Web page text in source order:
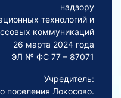
надзору
технологий и
коммуникаций
26 марта 2024 года
ЭЛ № ФС 77 – 87071
Учредитель:
поселения Локосово.